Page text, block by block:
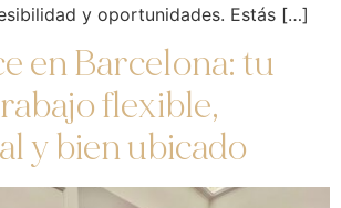
y oportunidades. Estás […]
en Barcelona: tu
flexible,
y bien ubicado